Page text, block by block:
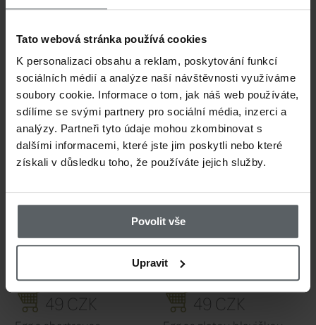
Tato webová stránka používá cookies
K personalizaci obsahu a reklam, poskytování funkcí
sociálních médií a analýze naší návštěvnosti využíváme
soubory cookie. Informace o tom, jak náš web používáte,
sdílíme se svými partnery pro sociální média, inzerci a
analýzy. Partneři tyto údaje mohou zkombinovat s
dalšími informacemi, které jste jim poskytli nebo které
získali v důsledku toho, že používáte jejich služby.
Povolit vše
Upravit
steelheadi, ale v našich podmínkách
tloušťi, kapři a další druhy ryb.
V dnešní době slaví tyto vzoryvelké
nymfování na řece, tak i při lovu na
statickou metodou "Muška-splávek".
Tato muška je dostupná ve2
navázaná na kvalitním
Hanák Competition Superb
s využitím
FlyBoxa zatížená tungstenovým
3,5 mm(velikost 12)a 3,0 mm(velikost